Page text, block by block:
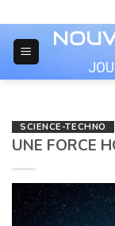
to
content
SCIENCE-TECHNO
UNE FORCE